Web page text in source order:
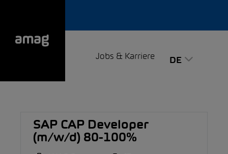
DE
Jobs & Karriere
SAP CAP Developer
(m/w/d) 80-100%